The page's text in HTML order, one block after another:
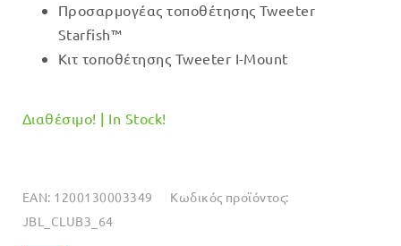
Προσαρμογέας τοποθέτησης Tweeter
Starfish™
Κιτ τοποθέτησης Tweeter I-Mount
Διαθέσιμο! | In Stock!
EAN: 1200130003349
Κωδικός προϊόντος:
JBL_CLUB3_64